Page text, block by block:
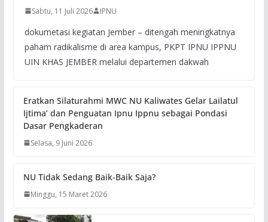
Sabtu, 11 Juli 2026 IPNU
dokumetasi kegiatan Jember – ditengah meningkatnya
paham radikalisme di area kampus, PKPT IPNU IPPNU
UIN KHAS JEMBER melalui departemen dakwah
Eratkan Silaturahmi MWC NU Kaliwates Gelar Lailatul
Ijtima’ dan Penguatan Ipnu Ippnu sebagai Pondasi
Dasar Pengkaderan
Selasa, 9 Juni 2026
NU Tidak Sedang Baik-Baik Saja?
Minggu, 15 Maret 2026